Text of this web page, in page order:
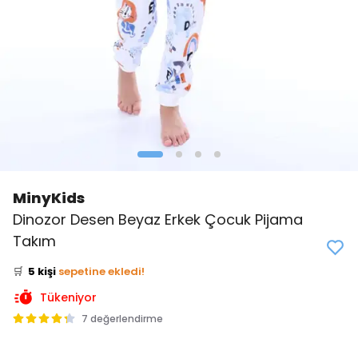
MinyKids
Dinozor Desen Beyaz Erkek Çocuk Pijama
Takım
👀 Şu an
🛒 5 kişi sepetine ekledi!
✅ Bugün 4 adet
Tükeniyor
7 değerlendirme